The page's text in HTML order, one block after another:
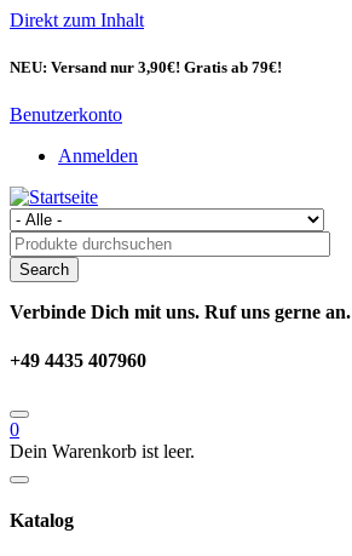
Direkt zum Inhalt
NEU: Versand nur 3,90€! Gratis ab 79€!
Benutzerkonto
Anmelden
Verbinde Dich mit uns. Ruf uns gerne an.
+49 4435 407960
0
Dein Warenkorb ist leer.
Katalog